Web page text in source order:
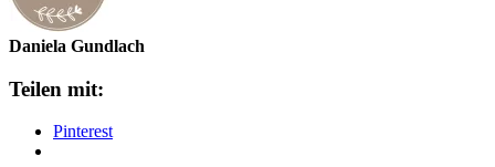
Daniela Gundlach
Teilen mit:
Pinterest